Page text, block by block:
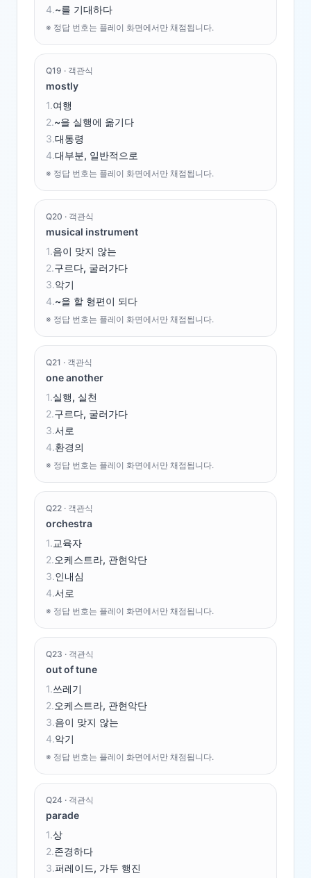
4.~를 기대하다
※ 정답 번호는 플레이 화면에서만 채점됩니다.
Q19 · 객관식
mostly
1.여행
2.~을 실행에 옮기다
3.대통령
4.대부분, 일반적으로
※ 정답 번호는 플레이 화면에서만 채점됩니다.
Q20 · 객관식
musical instrument
1.음이 맞지 않는
2.구르다, 굴러가다
3.악기
4.~을 할 형편이 되다
※ 정답 번호는 플레이 화면에서만 채점됩니다.
Q21 · 객관식
one another
1.실행, 실천
2.구르다, 굴러가다
3.서로
4.환경의
※ 정답 번호는 플레이 화면에서만 채점됩니다.
Q22 · 객관식
orchestra
1.교육자
2.오케스트라, 관현악단
3.인내심
4.서로
※ 정답 번호는 플레이 화면에서만 채점됩니다.
Q23 · 객관식
out of tune
1.쓰레기
2.오케스트라, 관현악단
3.음이 맞지 않는
4.악기
※ 정답 번호는 플레이 화면에서만 채점됩니다.
Q24 · 객관식
parade
1.상
2.존경하다
3.퍼레이드, 가두 행진